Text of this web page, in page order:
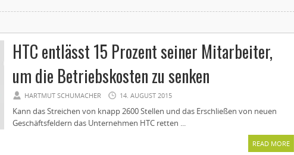
HTC entlässt 15 Prozent seiner Mitarbeiter,
um die Betriebskosten zu senken
HARTMUT SCHUMACHER 14. AUGUST 2015
Kann das Streichen von knapp 2600 Stellen und das Erschließen von neuen
Geschäftsfeldern das Unternehmen HTC retten ...
READ MORE